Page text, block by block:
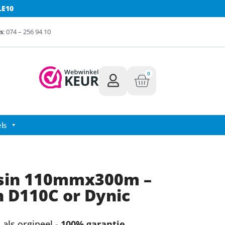
: 074 – 256 94 10
0
110mmx300m –
or Dynic